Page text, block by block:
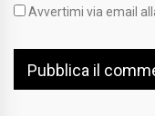
Avvertimi via email